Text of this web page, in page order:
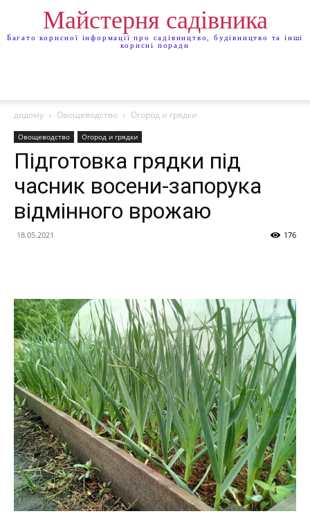
Майстерня садівника
Багато корисної інформації про садівництво, будівництво та інші
корисні поради
додому Овощеводство Огород и грядки
Овощеводство Огород и грядки
Підготовка грядки під
часник восени-запорука
відмінного врожаю
18.05.2021 176